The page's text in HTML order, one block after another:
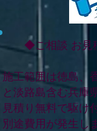
◆ご相談 お見
施工範囲は徳島、
と淡路島含む兵庫
見積り無料で駆け
別途費用が発生し